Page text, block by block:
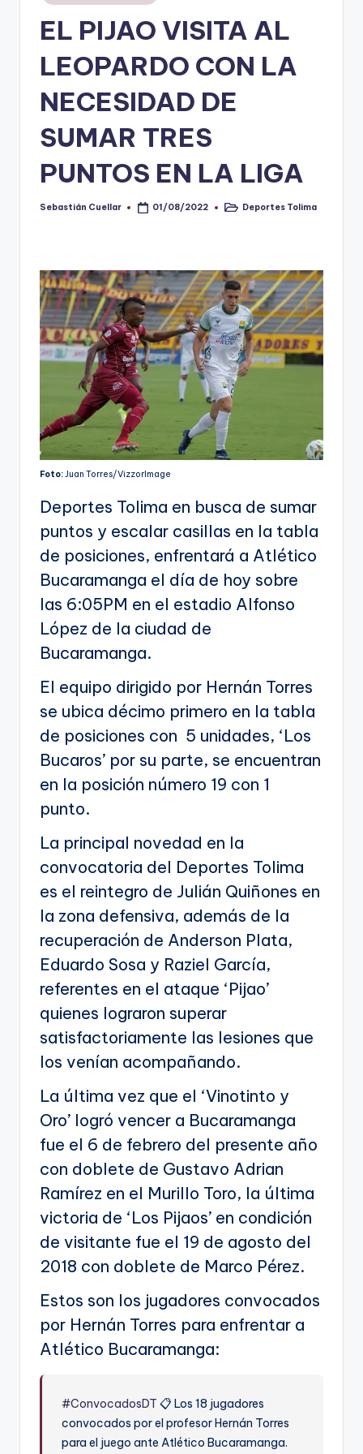
V
en
EL PIJAO VISITA AL
LEOPARDO CON LA
NECESIDAD DE
SUMAR TRES
PUNTOS EN LA LIGA
Publicado
Sebastián Cuellar 01/08/2022
Publicado
Deportes Tolima
Foto:Juan Torres/VizzorImage
Deportes Tolima en busca de sumar
puntos y escalar casillas en la tabla
de posiciones, enfrentará a Atlético
Bucaramanga el día de hoy sobre
las 6:05PM en el estadio Alfonso
López de la ciudad de
Bucaramanga.
El equipo dirigido por Hernán Torres
se ubica décimo primero en la tabla
de posiciones con 5 unidades, ‘Los
Bucaros’ por su parte, se encuentran
en la posición número 19 con 1
punto.
La principal novedad en la
convocatoria del Deportes Tolima
es el reintegro de Julián Quiñones en
la zona defensiva, además de la
recuperación de Anderson Plata,
Eduardo Sosa y Raziel García,
referentes en el ataque ‘Pijao’
quienes lograron superar
satisfactoriamente las lesiones que
los venían acompañando.
La última vez que el ‘Vinotinto y
Oro’ logró vencer a Bucaramanga
fue el 6 de febrero del presente año
con doblete de Gustavo Adrian
Ramírez en el Murillo Toro, la última
victoria de ‘Los Pijaos’ en condición
de visitante fue el 19 de agosto del
2018 con doblete de Marco Pérez.
Estos son los jugadores convocados
por Hernán Torres para enfrentar a
Atlético Bucaramanga:
#ConvocadosDT 📋 Los 18 jugadores
convocados por el profesor Hernán Torres
para el juego ante Atlético Bucaramanga.